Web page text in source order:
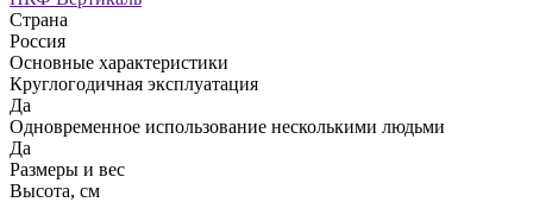
Страна
Россия
Основные характеристики
Круглогодичная эксплуатация
Да
Одновременное использование несколькими людьми
Да
Размеры и вес
Высота, см